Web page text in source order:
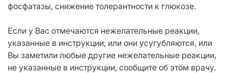
фосфатазы, снижение толерантности к глюкозе.
Если у Вас отмечаются нежелательные реакции,
указанные в инструкции, или они усугубляются, или
Вы заметили любые другие нежелательные реакции,
не указанные в инструкции, сообщите об этом врачу.